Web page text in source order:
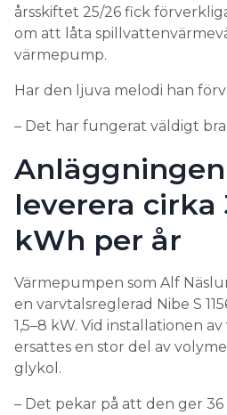
årsskiftet 25/26 fick
om att låta
värmepump.
Har den ljuva melodi han
– Det har fungerat väldigt
leverera cirka
kWh per år
Värmepumpen som Alf
en varvtalsreglerad Nibe S
1,5–8 kW. Vid installationen
ersattes en stor del av
glykol.
– Det pekar på att den ger